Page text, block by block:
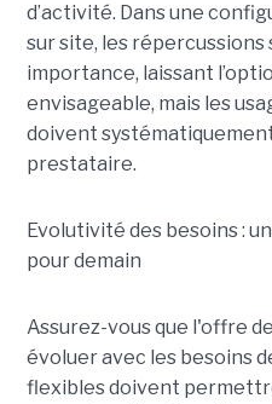
d’activité. Dans une
sur site, les répercussions
importance, laissant
envisageable, mais les
doivent
prestataire.
Evolutivité des besoins :
pour demain
Assurez-vous que l'offre
évoluer avec les besoins
flexibles doivent